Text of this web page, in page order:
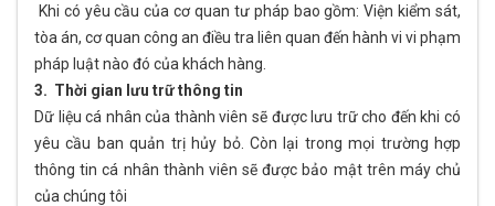
Khi có yêu cầu của cơ quan tư pháp bao gồm: Viện kiểm sát,
tòa án, cơ quan công an điều tra liên quan đến hành vi vi phạm
pháp luật nào đó của khách hàng.
3. Thời gian lưu trữ thông tin
Dữ liệu cá nhân của thành viên sẽ được lưu trữ cho đến khi có
yêu cầu ban quản trị hủy bỏ. Còn lại trong mọi trường hợp
thông tin cá nhân thành viên sẽ được bảo mật trên máy chủ
của chúng tôi